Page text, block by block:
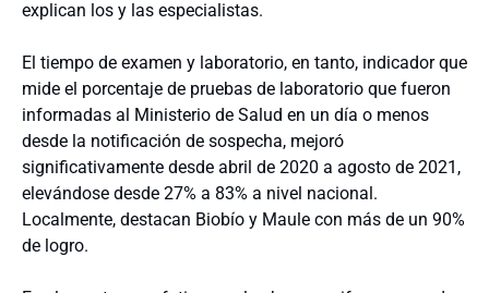
explican los y las especialistas.
El tiempo de examen y laboratorio, en tanto, indicador que
mide el porcentaje de pruebas de laboratorio que fueron
informadas al Ministerio de Salud en un día o menos
desde la notificación de sospecha, mejoró
significativamente desde abril de 2020 a agosto de 2021,
elevándose desde 27% a 83% a nivel nacional.
Localmente, destacan Biobío y Maule con más de un 90%
de logro.